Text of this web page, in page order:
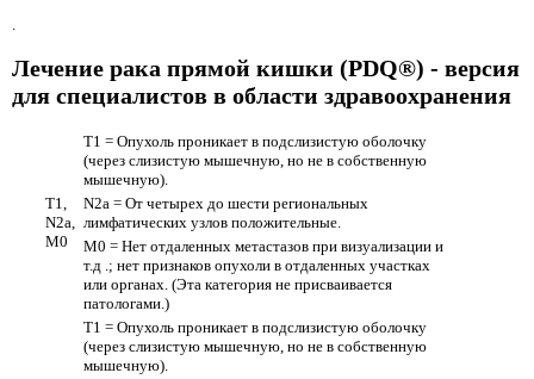
.
Лечение рака прямой кишки (PDQ®) - версия
для специалистов в области здравоохранения
T1,
N2a,
M0
T1 = Опухоль проникает в подслизистую оболочку
(через слизистую мышечную, но не в собственную
мышечную).
N2a = От четырех до шести региональных
лимфатических узлов положительные.
M0 = Нет отдаленных метастазов при визуализации и
т.д .; нет признаков опухоли в отдаленных участках
или органах. (Эта категория не присваивается
патологами.)
T1 = Опухоль проникает в подслизистую оболочку
(через слизистую мышечную, но не в собственную
мышечную).